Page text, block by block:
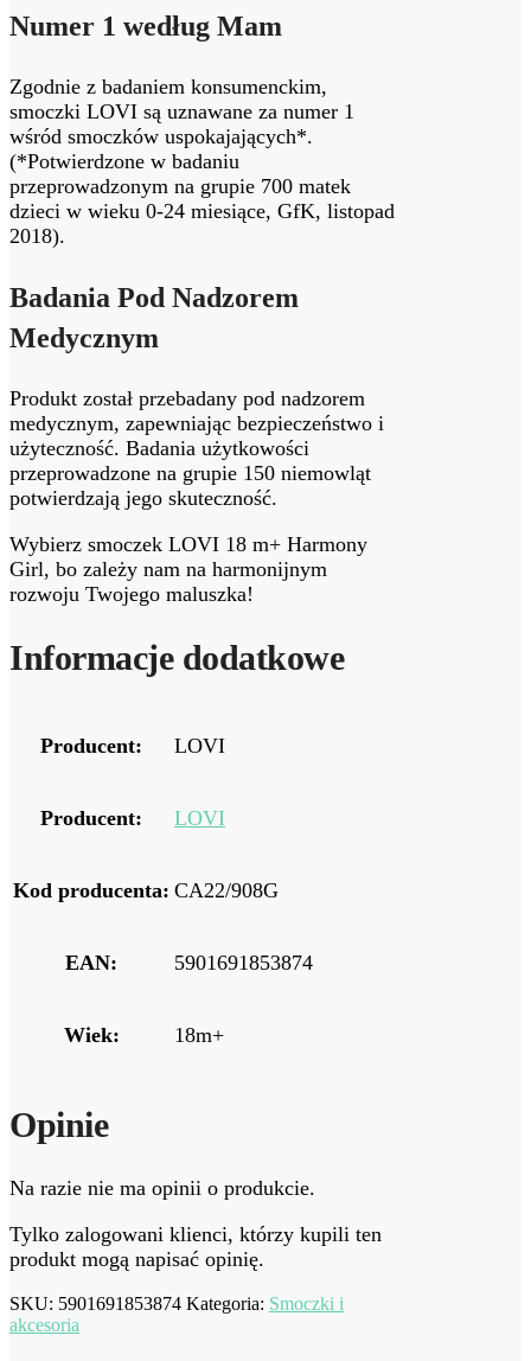
Numer 1 według Mam
Zgodnie z badaniem konsumenckim,
smoczki LOVI są uznawane za numer 1
wśród smoczków uspokajających*.
(*Potwierdzone w badaniu
przeprowadzonym na grupie 700 matek
dzieci w wieku 0-24 miesiące, GfK, listopad
2018).
Badania Pod Nadzorem
Medycznym
Produkt został przebadany pod nadzorem
medycznym, zapewniając bezpieczeństwo i
użyteczność. Badania użytkowości
przeprowadzone na grupie 150 niemowląt
potwierdzają jego skuteczność.
Wybierz smoczek LOVI 18 m+ Harmony
Girl, bo zależy nam na harmonijnym
rozwoju Twojego maluszka!
Informacje dodatkowe
Producent: LOVI
Producent: LOVI
Kod producenta: CA22/908G
EAN: 5901691853874
Wiek: 18m+
Opinie
Na razie nie ma opinii o produkcie.
Tylko zalogowani klienci, którzy kupili ten
produkt mogą napisać opinię.
SKU: 5901691853874 Kategoria: Smoczki i
akcesoria